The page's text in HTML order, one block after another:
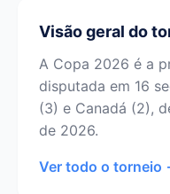
Visão geral do
A Copa 2026 é a
disputada em 16
(3) e Canadá (2),
de 2026.
Ver todo o torneio